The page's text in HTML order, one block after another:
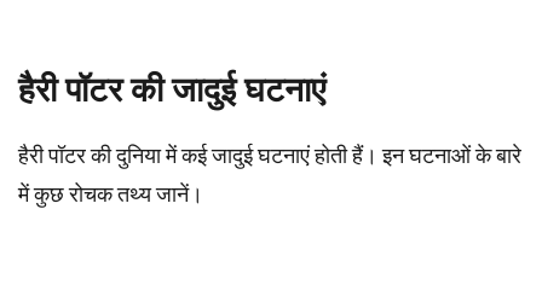
हैरी पॉटर की जादुई घटनाएं
हैरी पॉटर की दुनिया में कई जादुई घटनाएं होती हैं। इन घटनाओं के बारे
में कुछ रोचक तथ्य जानें।